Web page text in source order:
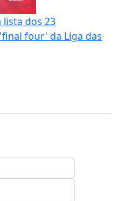
dos 23
four' da Liga das